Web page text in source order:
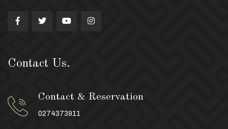
Contact Us.
Contact & Reservation
0274373911